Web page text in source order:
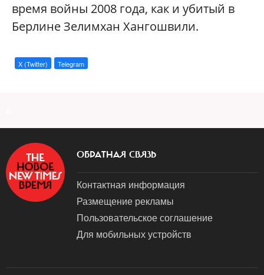
время войны 2008 года, как и убитый в
Берлине Зелимхан Хангошвили.
X (Twitter) Telegram
ОБРАТНАЯ СВЯЗЬ
Контактная информация
Размещение рекламы
Пользовательское соглашение
Для мобильных устройств